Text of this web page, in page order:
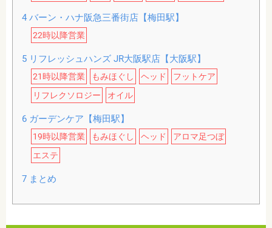
4バーン・ハナ阪急三番街店【梅田駅】
22時以降営業
5リフレッシュハンズ JR大阪駅店【大阪駅】
21時以降営業 もみほぐし ヘッド
フットケア
リフレクソロジー
オイル
6ガーデンケア【梅田駅】
19時以降営業 もみほぐし ヘッド
アロマ足つぼ
エステ
7まとめ